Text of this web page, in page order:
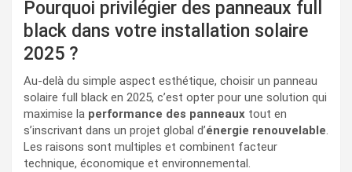
Pourquoi privilégier des panneaux full
black dans votre installation solaire
2025 ?
Au-delà du simple aspect esthétique, choisir un panneau
solaire full black en 2025, c’est opter pour une solution qui
maximise la performance des panneaux tout en
s’inscrivant dans un projet global d’énergie renouvelable.
Les raisons sont multiples et combinent facteur
technique, économique et environnemental.